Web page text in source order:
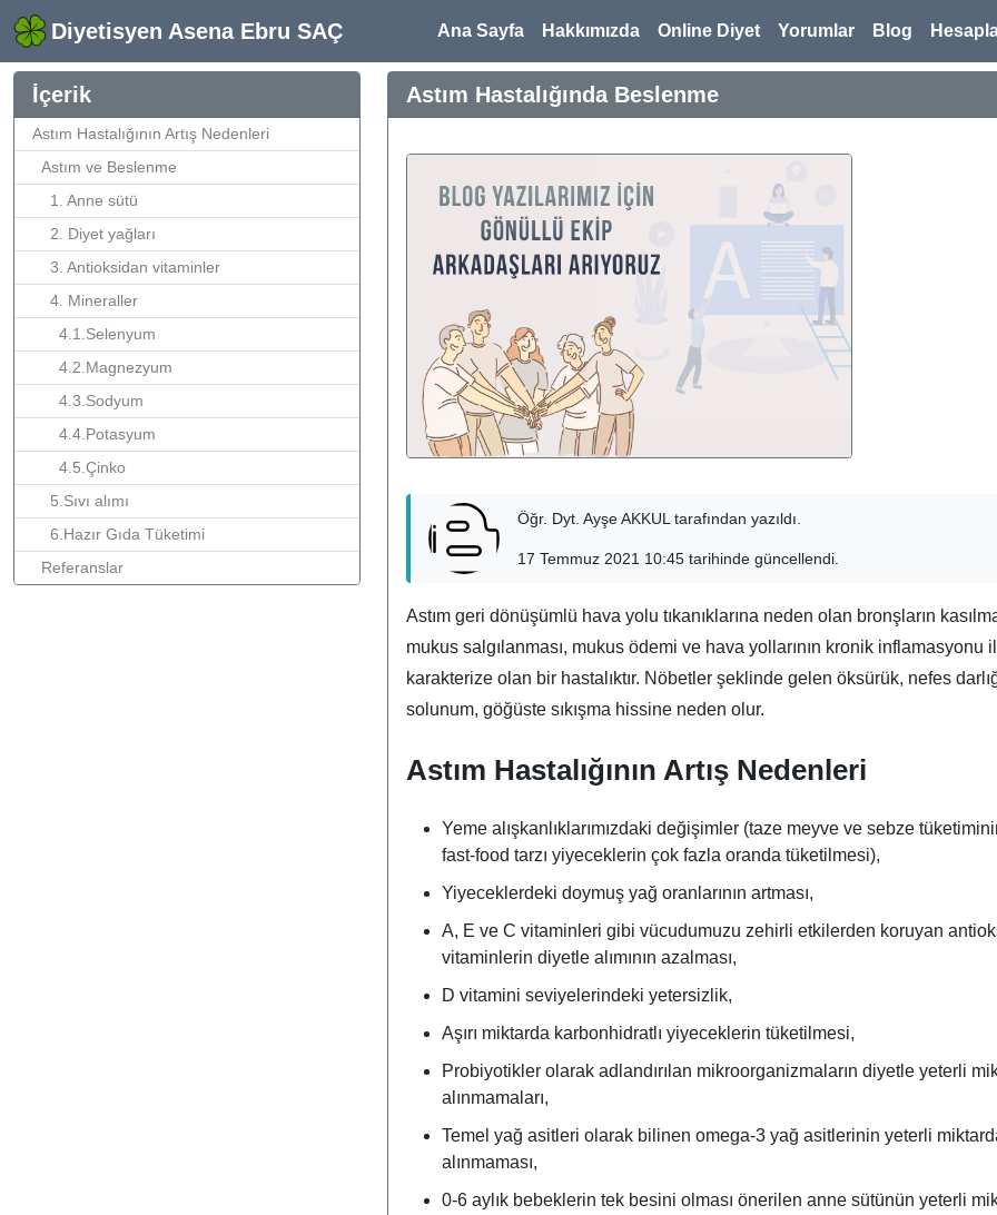
Diyetisyen Asena Ebru SAÇ Ana Sayfa Hakkımızda Online Diyet Yorumlar Blog
İçerik
Astım Hastalığının Artış Nedenleri
Astım ve Beslenme
1. Anne sütü
2. Diyet yağları
3. Antioksidan vitaminler
4. Mineraller
4.1.Selenyum
4.2.Magnezyum
4.3.Sodyum
4.4.Potasyum
4.5.Çinko
5.Sıvı alımı
6.Hazır Gıda Tüketimi
Referanslar
Astım Hastalığında Beslenme
Öğr. Dyt. Ayşe AKKUL tarafından yazıldı.
17 Temmuz 2021 10:45 tarihinde güncellendi.
Astım geri dönüşümlü hava yolu tıkanıklarına neden olan bronşların
mukus salgılanması, mukus ödemi ve hava yollarının kronik inflamasyonu
karakterize olan bir hastalıktır. Nöbetler şeklinde gelen öksürük, nefes darlığı,
solunum, göğüste sıkışma hissine neden olur.
Astım Hastalığının Artış Nedenleri
Yeme alışkanlıklarımızdaki değişimler (taze meyve ve sebze
fast-food tarzı yiyeceklerin çok fazla oranda tüketilmesi),
Yiyeceklerdeki doymuş yağ oranlarının artması,
A, E ve C vitaminleri gibi vücudumuzu zehirli etkilerden koruyan
vitaminlerin diyetle alımının azalması,
D vitamini seviyelerindeki yetersizlik,
Aşırı miktarda karbonhidratlı yiyeceklerin tüketilmesi,
Probiyotikler olarak adlandırılan mikroorganizmaların diyetle yeterli
alınmamaları,
Temel yağ asitleri olarak bilinen omega-3 yağ asitlerinin yeterli
alınmaması,
0-6 aylık bebeklerin tek besini olması önerilen anne sütünün yeterli